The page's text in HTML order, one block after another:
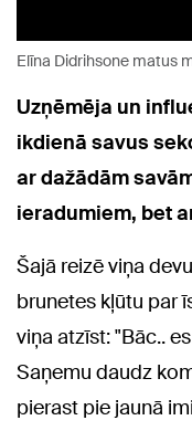
Elīna Didrihsone matus
Uzņēmēja un
ikdienā savus
ar dažādām
ieradumiem, bet
Šajā reizē viņa
brunetes kļūtu par
viņa atzīst: "Bāc..
Saņemu daudz
pierast pie jaunā